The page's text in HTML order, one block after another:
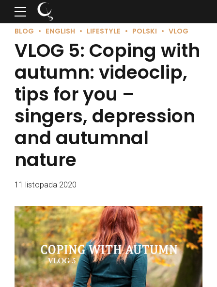
BLOG ENGLISH LIFESTYLE POLSKI VLOG
VLOG 5: Coping with
autumn: videoclip,
tips for you –
singers, depression
and autumnal
nature
11 listopada 2020